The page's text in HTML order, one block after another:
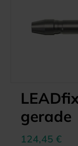
gerade
124,45 €